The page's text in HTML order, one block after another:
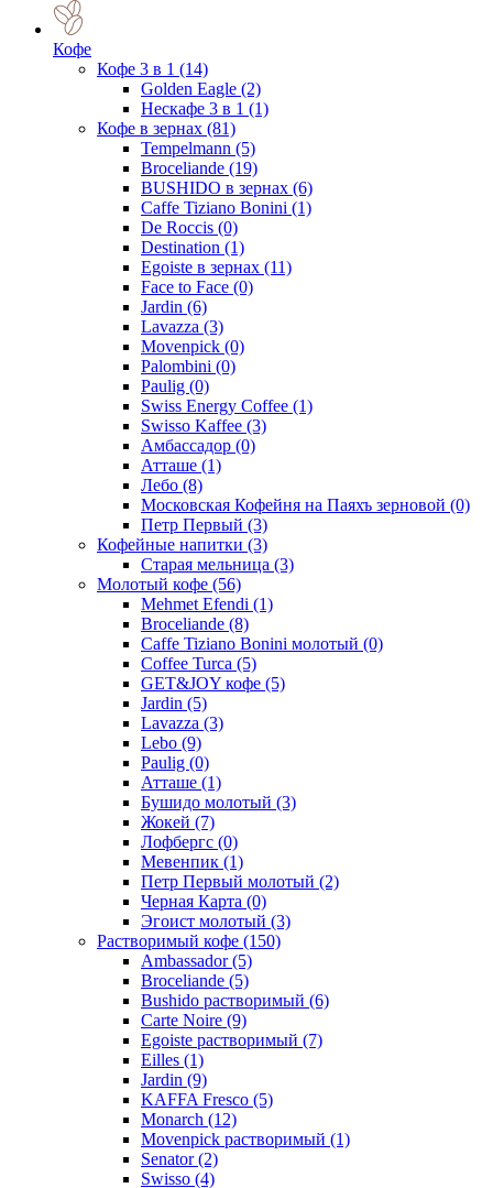
Кофе
Кофе 3 в 1 (14)
Golden Eagle (2)
Нескафе 3 в 1 (1)
Кофе в зернах (81)
Tempelmann (5)
Broceliande (19)
BUSHIDO в зернах (6)
Caffe Tiziano Bonini (1)
De Roccis (0)
Destination (1)
Egoiste в зернах (11)
Face to Face (0)
Jardin (6)
Lavazza (3)
Movenpick (0)
Palombini (0)
Paulig (0)
Swiss Energy Coffee (1)
Swisso Kaffee (3)
Амбассадор (0)
Атташе (1)
Лебо (8)
Московская Кофейня на Паяхъ зерновой (0)
Петр Первый (3)
Кофейные напитки (3)
Старая мельница (3)
Молотый кофе (56)
Mehmet Efendi (1)
Broceliande (8)
Caffe Tiziano Bonini молотый (0)
Coffee Turca (5)
GET&JOY кофе (5)
Jardin (5)
Lavazza (3)
Lebo (9)
Paulig (0)
Атташе (1)
Бушидо молотый (3)
Жокей (7)
Лофбергс (0)
Мевенпик (1)
Петр Первый молотый (2)
Черная Карта (0)
Эгоист молотый (3)
Растворимый кофе (150)
Ambassador(5)
Broceliande (5)
Bushido растворимый (6)
Carte Noire (9)
Egoiste растворимый (7)
Eilles (1)
Jardin (9)
KAFFA Fresco (5)
Monarch (12)
Movenpick растворимый (1)
Senator(2)
Swisso (4)